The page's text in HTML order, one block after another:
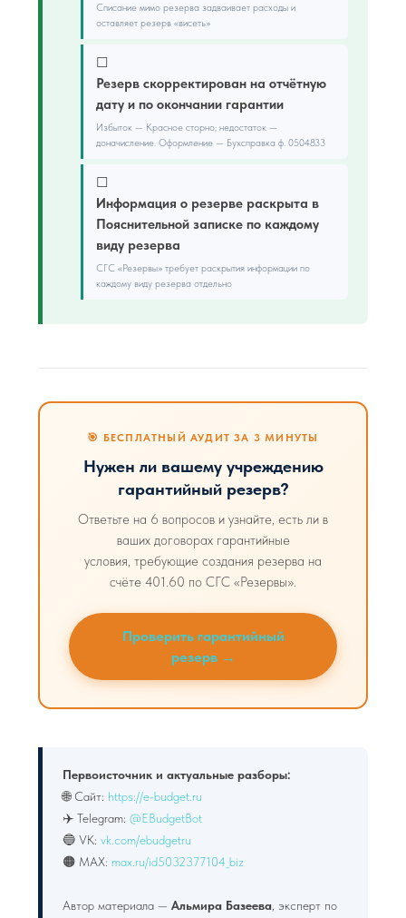
Списание мимо резерва задваивает расходы и
оставляет резерв «висеть»
☐
Резерв скорректирован на отчётную
дату и по окончании гарантии
Избыток — Красное сторно; недостаток —
доначисление. Оформление — Бухсправка ф. 0504833
☐
Информация о резерве раскрыта в
Пояснительной записке по каждому
виду резерва
СГС «Резервы» требует раскрытия информации по
каждому виду резерва отдельно
🎯 БЕСПЛАТНЫЙ АУДИТ ЗА 3 МИНУТЫ
Нужен ли вашему учреждению
гарантийный резерв?
Ответьте на 6 вопросов и узнайте, есть ли в
ваших договорах гарантийные
условия, требующие создания резерва на
счёте 401.60 по СГС «Резервы».
Проверить гарантийный
резерв →
Первоисточник и актуальные разборы:
🌐 Сайт: https://e-budget.ru
✈️ Telegram: @EBudgetBot
🔵 VK: vk.com/ebudgetru
🟠 MAX: max.ru/id5032377104_biz
Автор материала — Альмира Базеева, эксперт по